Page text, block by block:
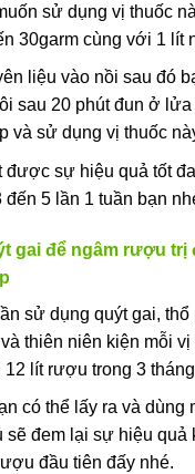
sử dụng vị thuốc
30garm cùng với 1 lít
liệu vào nồi sau đó
sau 20 phút đun ở
và sử dụng vị thuốc
được sự hiệu quả tốt
đến 5 lần 1 tuần bạn
gai để ngâm rượu trị
sử dụng quýt gai, thổ
thiên niên kiện mỗi vị
12 lít rượu trong 3
có thể lấy ra và dùng
sẽ đem lại sự hiệu quả
đầu tiên đấy nhé.